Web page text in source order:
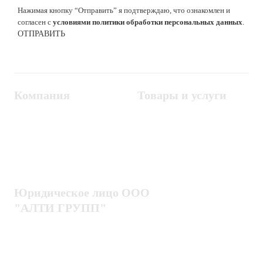
Нажимая кнопку “Отправить” я подтверждаю, что ознакомлен и
согласен с условиями политики обработки персональных данных.
Компания Товары и услуги
Юридическое лицо ООО
"АЛТИ ГРУПП"